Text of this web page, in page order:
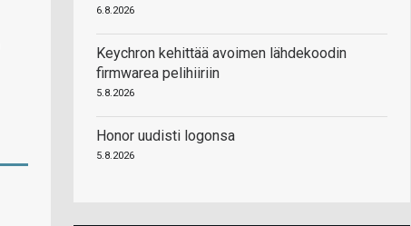
6.8.2026
Keychron kehittää avoimen lähdekoodin
firmwarea pelihiiriin
5.8.2026
Honor uudisti logonsa
5.8.2026